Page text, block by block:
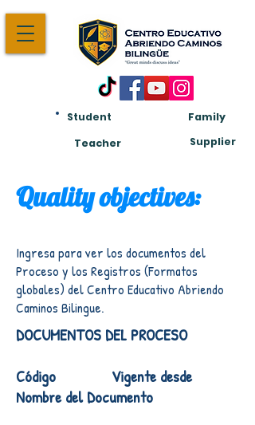
Student
Teacher
Family
Supplier
Quality objectives:
Ingresa para ver los documentos del
Proceso y los Registros (Formatos
globales) del Centro Educativo Abriendo
Caminos Bilingue.
DOCUMENTOS DEL PROCESO
Código Vigente desde
Nombre del Documento